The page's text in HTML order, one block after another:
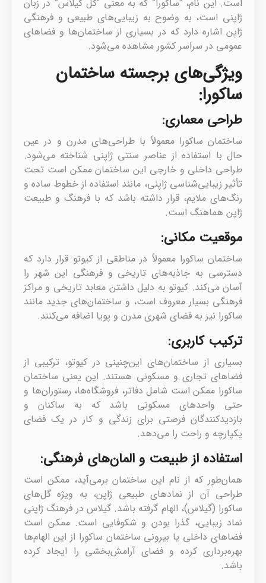
است. این نام، “ساکورا” که به معنی “گل گیلاس” در زبان
ژاپنی است، به وضوح به زیبایی‌های طبیعی و فرهنگی
ژاپن اشاره دارد که در بسیاری از ساختمان‌ها و فضاهای
عمومی در سراسر کشور مشاهده می‌شود.
ویژگی‌های برجسته ساختمان
ساکورا:
طراحی معماری:
ساختمان ساکورا معمولاً با طراحی‌های مدرن و در عین
حال با استفاده از عناصر سنتی ژاپنی شناخته می‌شود.
طراحی داخلی و خارجی این ساختمان ممکن است تحت
تأثیر زیبایی‌شناسی ژاپنی، مانند استفاده از خطوط ساده و
رنگ‌های ملایم، قرار داشته باشد که با فرهنگ و طبیعت
ژاپن هماهنگ است.
موقعیت مکانی:
ساختمان ساکورا معمولاً در مناطقی از کیوتو قرار دارد که
دسترسی به جاذبه‌های تاریخی و فرهنگی این شهر را
آسان می‌کند. کیوتو به دلیل داشتن معابد تاریخی و مراکز
فرهنگی بسیار معروف است، و ساختمان‌های جدید مانند
ساکورا نیز به فضای شهری مدرن و پویا اضافه می‌کنند.
ترکیب کاربری:
بسیاری از ساختمان‌های این‌چنینی در کیوتو، ترکیبی از
فضاهای تجاری و مسکونی هستند. این یعنی ساختمان
ساکورا ممکن است شامل دفاتر، فروشگاه‌ها، رستوران‌ها و
حتی واحدهای مسکونی باشد که به ساکنان و
بازدیدکنندگان فرصتی برای زندگی و کار در یک فضای
یکپارچه و راحت را می‌دهد.
استفاده از طبیعت و المان‌های فرهنگی:
همان‌طور که از نام این ساختمان برمی‌آید، ممکن است
طراحی آن از نمادهای طبیعی ژاپن، به ویژه گل‌های
ساکورا (گیلاس)، الهام گرفته باشد. گیلاس در فرهنگ ژاپنی
نماد زیبایی، گذرا بودن و شکوفایی است. ممکن است
فضاهای داخلی یا بیرونی ساختمان ساکورا از این الهام‌ها
بهره‌برداری کرده و فضای آرامش‌بخشی را ایجاد کرده
باشد.